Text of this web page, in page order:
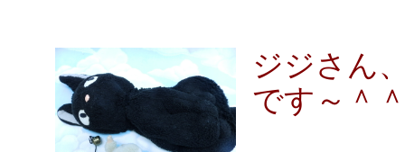
ジジさん
です～＾